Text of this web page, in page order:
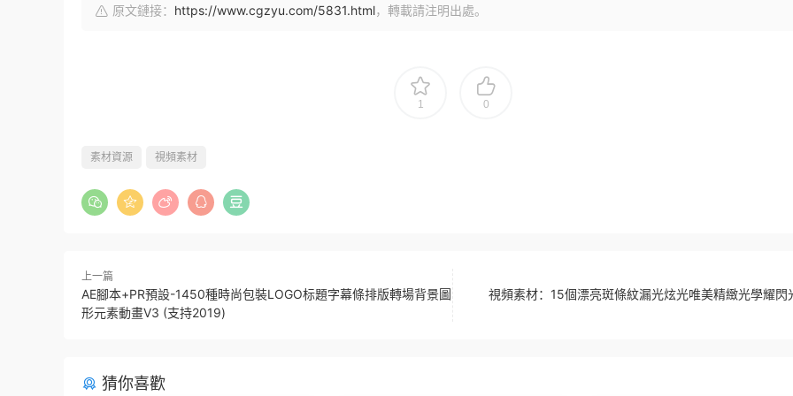
原文鏈接： https://www.cgzyu.com/5831.html，轉載請注明出處。
1 0
素材資源 視頻素材
上一篇
AE腳本+PR預設-1450種時尚包裝LOGO标題字幕條排版轉場背景圖
形元素動畫V3 (支持2019)
視頻素材：15個漂亮斑條紋漏光炫光唯美精緻光學耀閃
猜你喜歡